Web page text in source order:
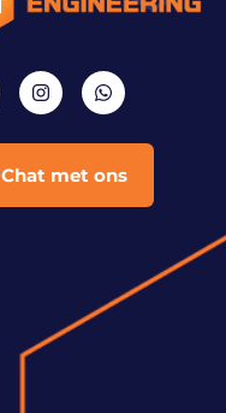
Chat met ons